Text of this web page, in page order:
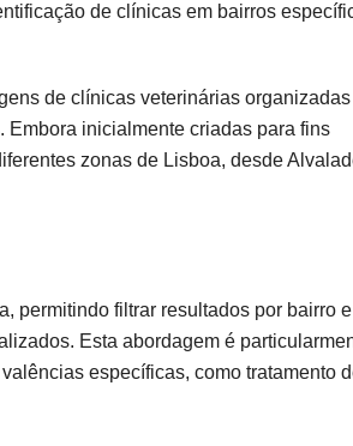
de clínicas em bairros
de clínicas veterinárias
Embora inicialmente criadas para fins
zonas de Lisboa, desde
permitindo filtrar resultados por bairro
Esta abordagem é
específicas, como tratamento